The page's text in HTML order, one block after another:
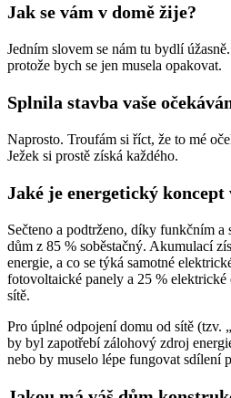
Jak se vám v domě žije?
Jedním slovem se nám tu bydlí
protože bych se jen musela opakovat.
Splnila stavba vaše
Naprosto. Troufám si říct, že to mé
Ježek si prostě získá každého.
Jaké je energetický koncept
Sečteno a podtrženo, díky funkčním
dům z 85 % soběstačný. Akumulací
energie, a co se týká samotné
fotovoltaické panely a 25 %
sítě.
Pro úplné odpojení domu od sítě (tzv.
by byl zapotřebí zálohový zdroj
nebo by muselo lépe fungovat sdílení